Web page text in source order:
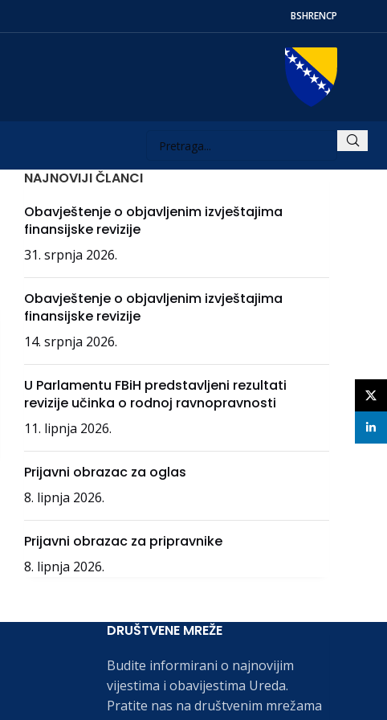
BSHRENСР
NAJNOVIJI ČLANCI
Obavještenje o objavljenim izvještajima
finansijske revizije
31. srpnja 2026.
Obavještenje o objavljenim izvještajima
finansijske revizije
14. srpnja 2026.
U Parlamentu FBiH predstavljeni rezultati
revizije učinka o rodnoj ravnopravnosti
11. lipnja 2026.
Prijavni obrazac za oglas
8. lipnja 2026.
Prijavni obrazac za pripravnike
8. lipnja 2026.
DRUŠTVENE MREŽE
Budite informirani o najnovijim
vijestima i obavijestima Ureda.
Pratite nas na društvenim mrežama